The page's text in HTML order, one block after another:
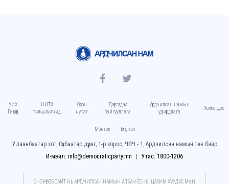
УИХ
Гишүүд
НИТХ
төлөөлөгчид
Орон
нутаг
Дэргэдэх
байгууллага
Ардчилсан намын
удирдлага
Холбогдох
Монгол English
Улаанбаатар хот, Сүхбаатар дүүрэг, 1-р хороо, ЧӨЧ - 1, Ардчилсан намын төв байр
И-мэйл: info@democraticparty.mn
Утас: 1800-1206
ЭНЭХҮҮ ВЭБ САЙТ НЬ АРДЧИЛСАН НАМЫН АЛБАН ЁСНЫ ЦАХИМ ХУУДАC МӨН